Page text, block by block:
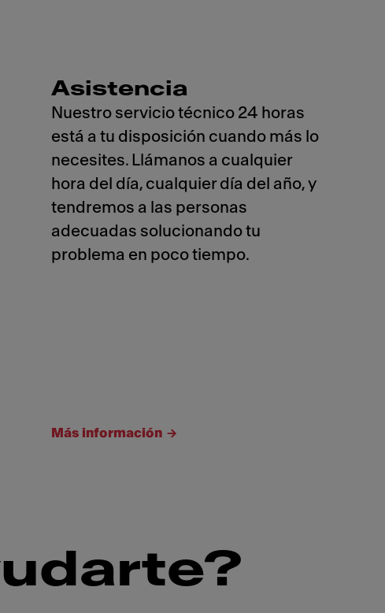
Asistencia
Nuestro servicio técnico 24 horas
está a tu disposición cuando más lo
necesites. Llámanos a cualquier
hora del día, cualquier día del año, y
tendremos a las personas
adecuadas solucionando tu
problema en poco tiempo.
Más información